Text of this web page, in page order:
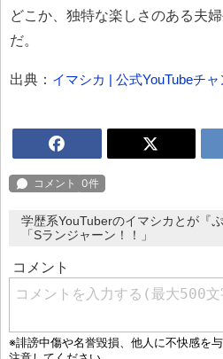
どこか、独特な楽しさのある夫
だ。
出典： イマシカ | 公式YouTubeチ
学歴系YouTuberのイマシカとが『
「Sランジャーン！！」